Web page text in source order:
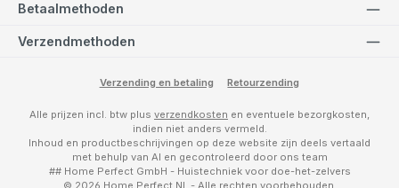
Betaalmethoden
Verzendmethoden
Verzending en betaling Retourzending
Alle prijzen incl. btw plus verzendkosten en eventuele bezorgkosten,
indien niet anders vermeld.
Inhoud en productbeschrijvingen op deze website zijn deels vertaald
met behulp van AI en gecontroleerd door ons team
## Home Perfect GmbH - Huistechniek voor doe-het-zelvers
© 2026 Home Perfect NL - Alle rechten voorbehouden.